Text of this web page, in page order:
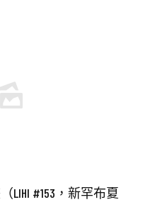
LIHI #153，新罕布夏